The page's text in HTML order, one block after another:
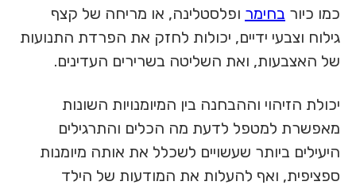
כמו כיור בחימר ופלסטלינה, או מריחה של קצף
גילוח וצבעי ידיים, יכולות לחזק את הפרדת התנועות
של האצבעות, ואת השליטה בשרירים העדינים.
יכולת הזיהוי וההבחנה בין המיומנויות השונות
מאפשרת למטפל לדעת מה הכלים והתרגילים
היעילים ביותר שעשויים לשכלל את אותה מיומנות
ספציפית, ואף להעלות את המודעות של הילד